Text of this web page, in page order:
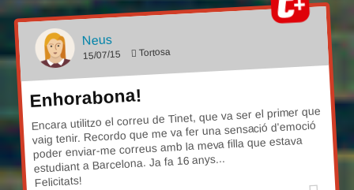
Neus
15/07/15 Tortosa
Enhorabona!
Encara utilitzo el correu de Tinet, que va ser el primer que
vaig tenir. Recordo que me va fer una sensació d'emoció
poder enviar-me correus amb la meva filla que estava
estudiant a Barcelona. Ja fa 16 anys...
Felicitats!